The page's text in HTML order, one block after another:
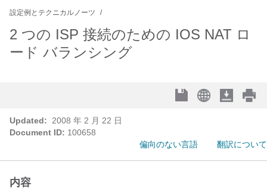
設定例とテクニカルノーツ
2 つの ISP 接続のための IOS NAT ロ
ード バランシング
Updated:
2008 年 2 月 22 日
Document ID: 100658
偏向のない言語
翻訳について
内容